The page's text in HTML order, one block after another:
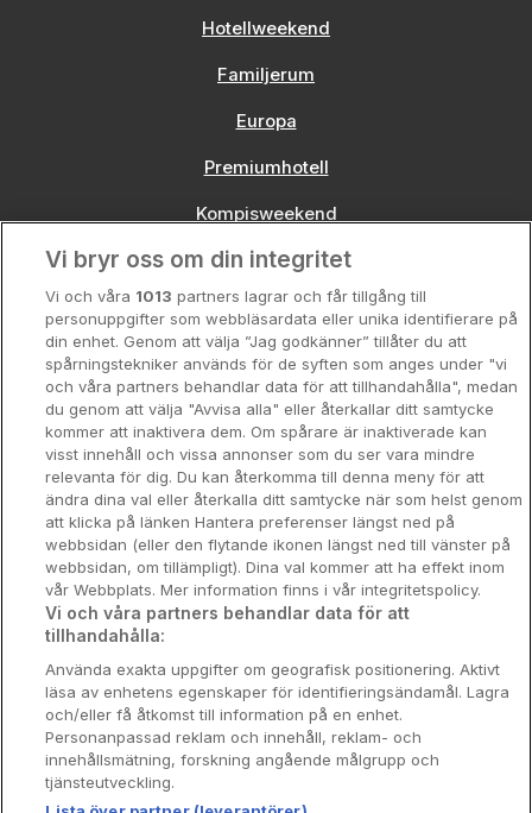
Hotellweekend
Familjerum
Europa
Premiumhotell
Kompisweekend
Storstadsweekend
Hotellrum under 995 kr
Spahotell
Sydsverige
Om Hotellpremien
Nya hotell
Stadsweekend
Booking Enquiries:
Hotellsupport:scandinavian@digibreaks.com
Hotellpremien.se av en del av Coop
Sverige. Coop Sverige 171 88 Solna,
Vi bryr oss om din integritet
Vi och våra 1013 partners lagrar och får tillgång till
personuppgifter som webbläsardata eller unika identifierare på
din enhet. Genom att välja ”Jag godkänner” tillåter du att
spårningstekniker används för de syften som anges under "vi
och våra partners behandlar data för att tillhandahålla", medan
du genom att välja "Avvisa alla" eller återkallar ditt samtycke
kommer att inaktivera dem. Om spårare är inaktiverade kan
visst innehåll och vissa annonser som du ser vara mindre
relevanta för dig. Du kan återkomma till denna meny för att
ändra dina val eller återkalla ditt samtycke när som helst genom
att klicka på länken Hantera preferenser längst ned på
webbsidan (eller den flytande ikonen längst ned till vänster på
webbsidan, om tillämpligt). Dina val kommer att ha effekt inom
vår Webbplats. Mer information finns i vår integritetspolicy.
Vi och våra partners behandlar data för att
tillhandahålla:
Använda exakta uppgifter om geografisk positionering. Aktivt
läsa av enhetens egenskaper för identifieringsändamål. Lagra
och/eller få åtkomst till information på en enhet.
Personanpassad reklam och innehåll, reklam- och
innehållsmätning, forskning angående målgrupp och
tjänsteutveckling.